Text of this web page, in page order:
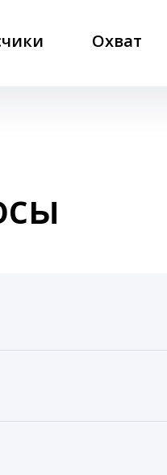
Охват
отчеты с
за 3 года, а